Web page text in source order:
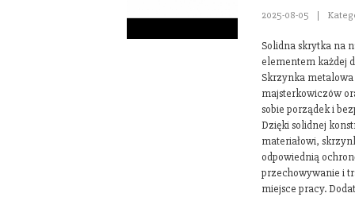
2025-08-05 |
Solidna skrytka na
elementem każdej
Skrzynka metalowa
majsterkowiczów
sobie porządek i
Dzięki solidnej
materiałowi,
odpowiednią
przechowywanie i
miejsce pracy.